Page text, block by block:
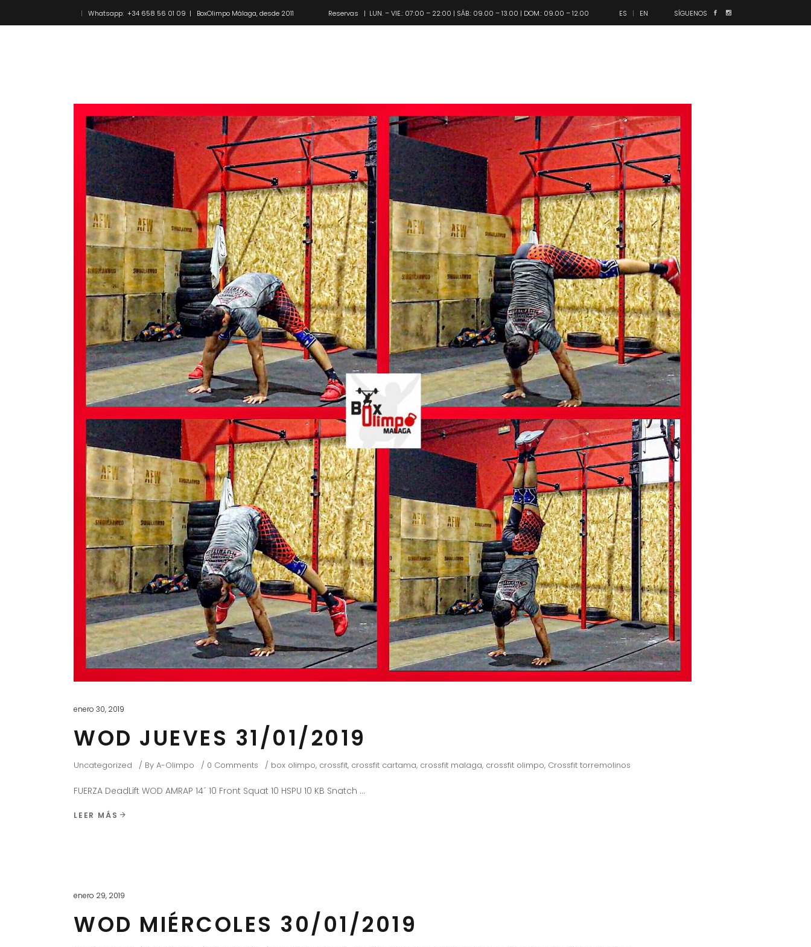
Whatsapp: +34 658 56 01 09 | BoxOlimpo Málaga, desde 2011 Reservas | LUN. – VIE.: 07:00 – 22:00 | SÁB.: 09.00 – 13.00 | DOM.: 09.00 – 12.00 ES EN SÍGUENOS
enero 30, 2019
WOD JUEVES 31/01/2019
Uncategorized By A-Olimpo 0 Comments box olimpo, crossfit, crossfit cartama, crossfit malaga, crossfit olimpo, Crossfit torremolinos
FUERZA DeadLift WOD AMRAP 14´ 10 Front Squat 10 HSPU 10 KB Snatch
LEER MÁS
enero 29, 2019
WOD MIÉRCOLES 30/01/2019